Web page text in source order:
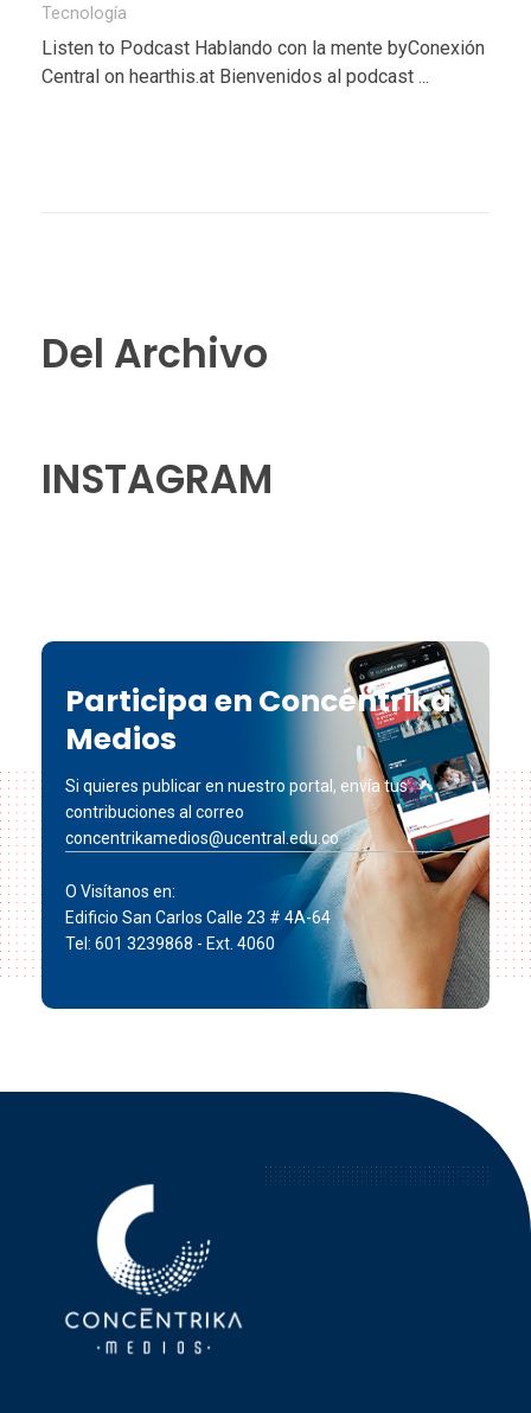
Tecnologí­a
Listen to Podcast Hablando con la mente byConexión
Central on hearthis.at Bienvenidos al podcast ...
Del Archivo
INSTAGRAM
Participa en Concéntrika
Medios
Si quieres publicar en nuestro portal, envía tus
contribuciones al correo
concentrikamedios@ucentral.edu.co
O Visítanos en:
Edificio San Carlos Calle 23 # 4A-64
Tel: 601 3239868 - Ext. 4060